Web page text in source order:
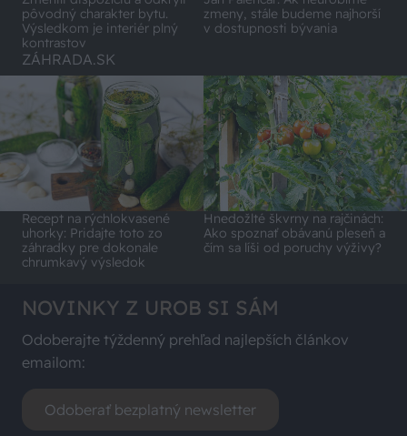
pôvodný charakter bytu.
Výsledkom je interiér plný
kontrastov
zmeny, stále budeme najhorší
v dostupnosti bývania
ZÁHRADA.SK
Recept na rýchlokvasené
uhorky: Pridajte toto zo
záhradky pre dokonale
chrumkavý výsledok
Hnedožlté škvrny na rajčinách:
Ako spoznať obávanú pleseň a
čím sa líši od poruchy výživy?
NOVINKY Z UROB SI SÁM
Odoberajte týždenný prehľad najlepších článkov
emailom:
Odoberať bezplatný newsletter